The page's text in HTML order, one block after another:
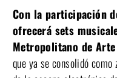
Con la participación
ofrecerá sets
Metropolitano de
que ya se consolidó